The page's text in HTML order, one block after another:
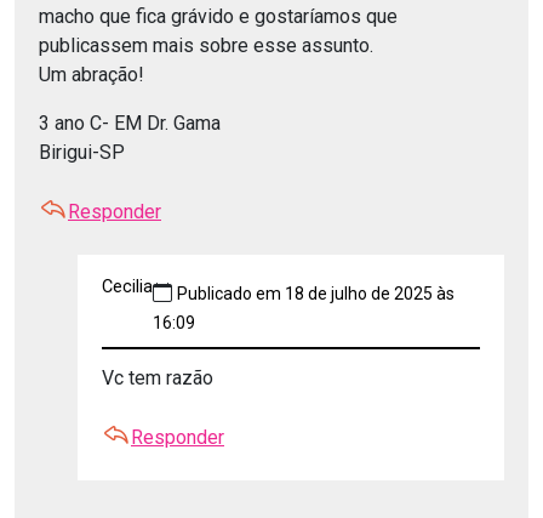
macho que fica grávido e gostaríamos que
publicassem mais sobre esse assunto.
Um abração!
3 ano C- EM Dr. Gama
Birigui-SP
Responder
Cecilia
Publicado em 18 de julho de 2025 às
16:09
Vc tem razão
Responder